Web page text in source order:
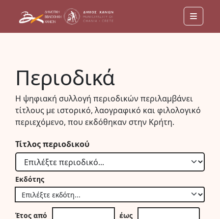
Menu
Περιοδικά
Η ψηφιακή συλλογή περιοδικών περιλαμβάνει
τίτλους με ιστορικό, λαογραφικό και φιλολογικό
περιεχόμενο, που εκδόθηκαν στην Κρήτη.
Τίτλος περιοδικού
Εκδότης
Έτος από έως